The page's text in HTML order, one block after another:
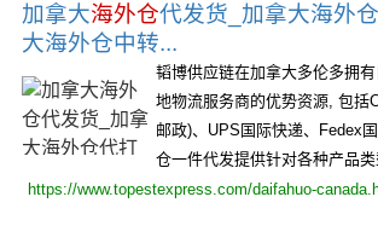
加拿大海外仓代发货_加拿大海外
大海外仓中转...
韬博供应链在加拿大多伦多拥
地物流服务商的优势资源, 包括
邮政)、UPS国际快递、Fedex
仓一件代发提供针对各种产品
https://www.topestexpress.com/daifahuo-